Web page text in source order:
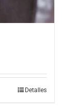
Detalles